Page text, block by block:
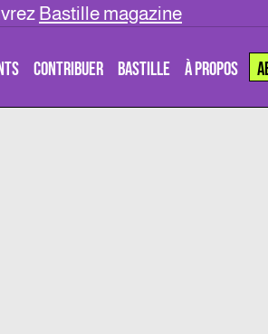
Bastille magazine
CONTRIBUER BASTILLE À PROPOS